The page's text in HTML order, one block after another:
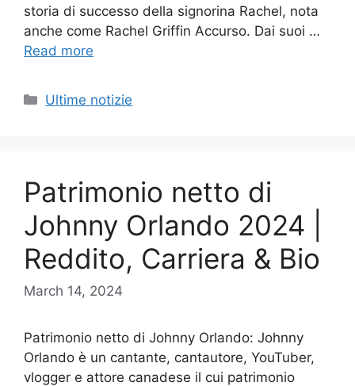
storia di successo della signorina Rachel, nota
anche come Rachel Griffin Accurso. Dai suoi …
Read more
Categories
Ultime notizie
Patrimonio netto di
Johnny Orlando 2024 |
Reddito, Carriera & Bio
March 14, 2024
Patrimonio netto di Johnny Orlando: Johnny
Orlando è un cantante, cantautore, YouTuber,
vlogger e attore canadese il cui patrimonio